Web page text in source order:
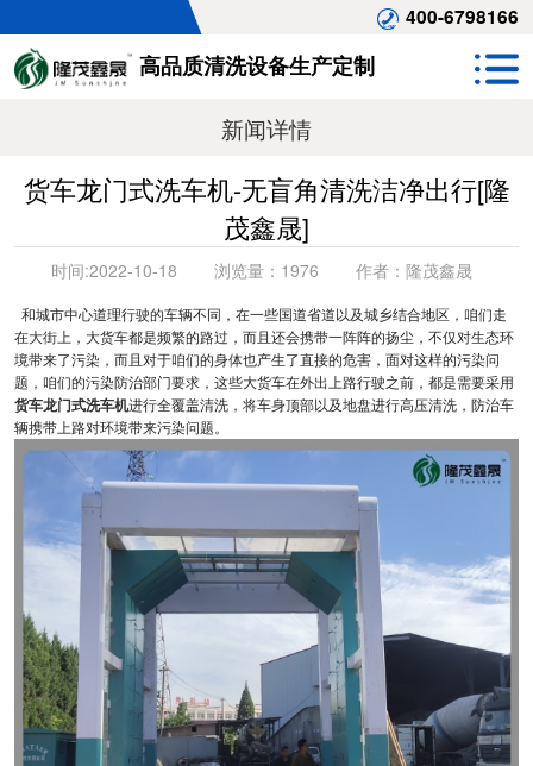
400-6798166
高品质清洗设备生产定制
新闻详情
货车龙门式洗车机-无盲角清洗洁净出行[隆
茂鑫晟]
时间:2022-10-18 浏览量： 1976 作者： 隆茂鑫晟
和城市中心道理行驶的车辆不同，在一些国道省道以及城乡结合地区，咱们走
在大街上，大货车都是频繁的路过，而且还会携带一阵阵的扬尘，不仅对生态环
境带来了污染，而且对于咱们的身体也产生了直接的危害，面对这样的污染问
题，咱们的污染防治部门要求，这些大货车在外出上路行驶之前，都是需要采用
货车龙门式洗车机进行全覆盖清洗，将车身顶部以及地盘进行高压清洗，防治车
辆携带上路对环境带来污染问题。